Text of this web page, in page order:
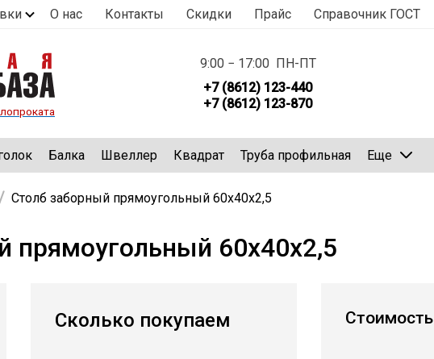
О нас Контакты Скидки Прайс Справочник ГОСТ
9:00 − 17:00 ПН-ПТ
+7 (8612) 123-440
+7 (8612) 123-870
Балка Швеллер Квадрат Труба профильная Еще
Столб заборный прямоугольный 60х40х2,5
прямоугольный 60х40х2,5
Сколько покупаем Стоимость